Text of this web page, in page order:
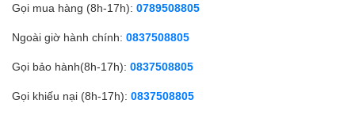
Gọi mua hàng (8h-17h): 0789508805
Ngoài giờ hành chính: 0837508805
Gọi bảo hành(8h-17h): 0837508805
Gọi khiếu nại (8h-17h): 0837508805